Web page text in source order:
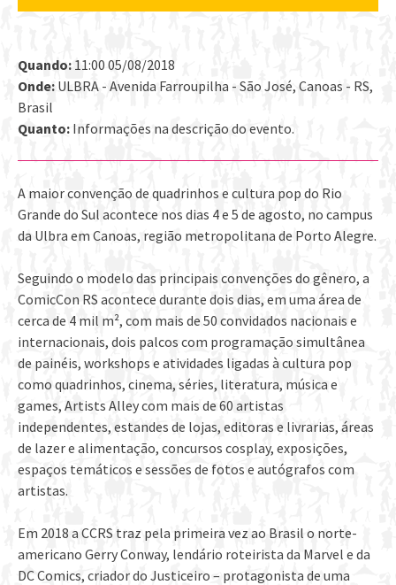
Quando: 11:00 05/08/2018
Onde: ULBRA - Avenida Farroupilha - São José, Canoas - RS,
Brasil
Quanto: Informações na descrição do evento.
A maior convenção de quadrinhos e cultura pop do Rio
Grande do Sul acontece nos dias 4 e 5 de agosto, no campus
da Ulbra em Canoas, região metropolitana de Porto Alegre.
Seguindo o modelo das principais convenções do gênero, a
ComicCon RS acontece durante dois dias, em uma área de
cerca de 4 mil m², com mais de 50 convidados nacionais e
internacionais, dois palcos com programação simultânea
de painéis, workshops e atividades ligadas à cultura pop
como quadrinhos, cinema, séries, literatura, música e
games, Artists Alley com mais de 60 artistas
independentes, estandes de lojas, editoras e livrarias, áreas
de lazer e alimentação, concursos cosplay, exposições,
espaços temáticos e sessões de fotos e autógrafos com
artistas.
Em 2018 a CCRS traz pela primeira vez ao Brasil o norte-
americano Gerry Conway, lendário roteirista da Marvel e da
DC Comics, criador do Justiceiro – protagonista de uma